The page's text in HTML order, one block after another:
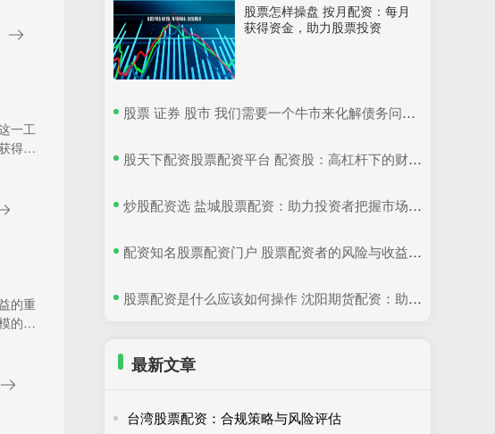
一工
得更
的重
的交
股票怎样操盘 按月配资：每月
获得资金，助力股票投资
​股票 证券 股市 我们需要一个牛市来化解债务问题, 但你不能是无脑投资者, 时代变
​股天下配资股票配资平台 配资股：高杠杆下的财富密码还是风险陷阱？
​炒股配资选 盐城股票配资：助力投资者把握市场机遇
​配资知名股票配资门户 股票配资者的风险与收益：谨慎投资，稳健获利
​股票配资是什么应该如何操作 沈阳期货配资：助力交易，提升收益
最新文章
台湾股票配资：合规策略与风险评估